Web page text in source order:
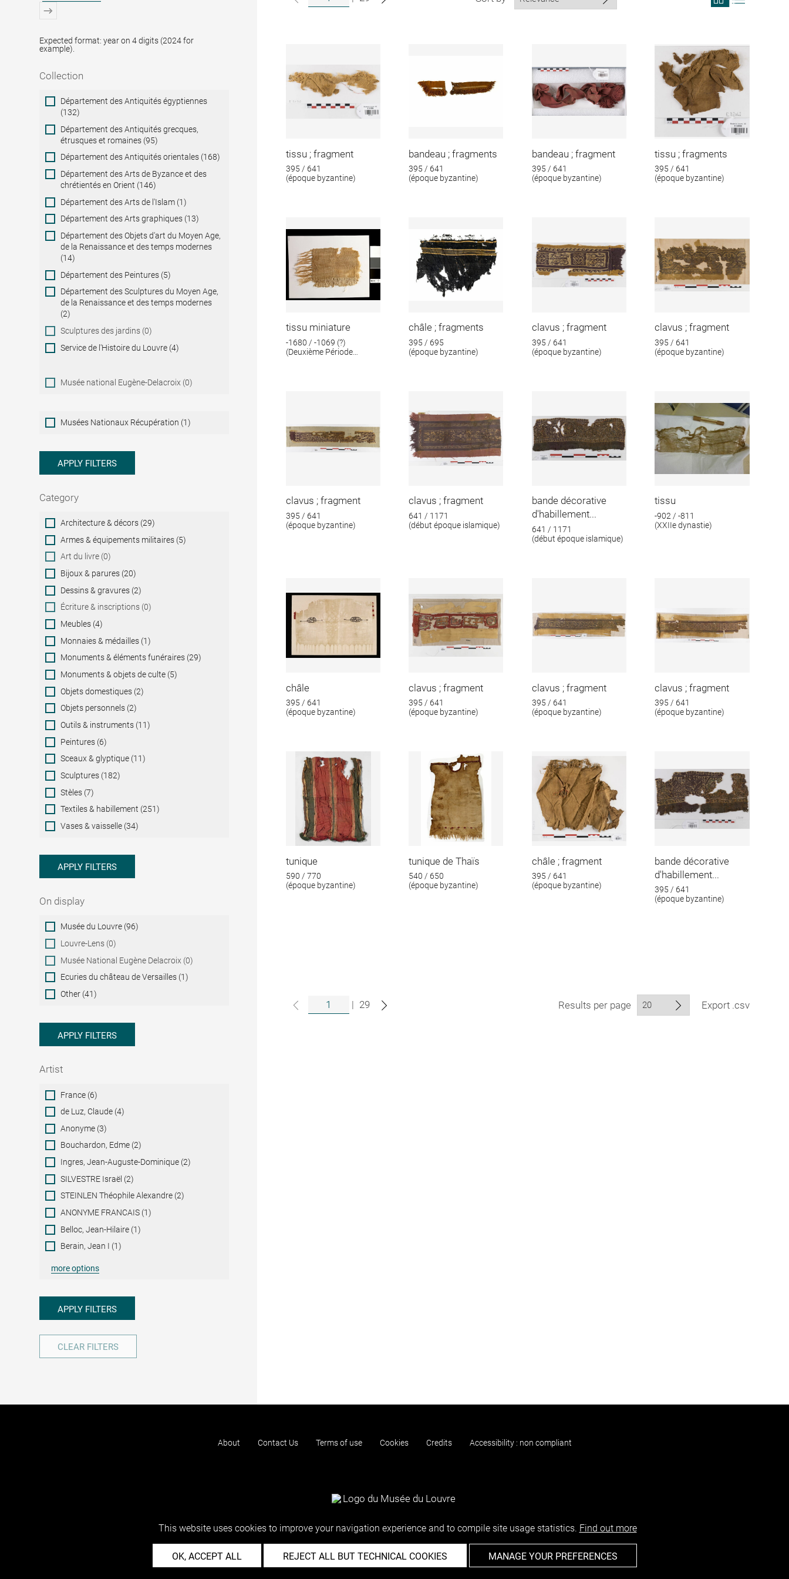
Expected format: year on 4 digits (2024 for
example).
Collection
Collection
Département des Antiquités égyptiennes
(132)
Département des Antiquités grecques,
étrusques et romaines (95)
Département des Antiquités orientales (168)
Département des Arts de Byzance et des
chrétientés en Orient (146)
Département des Arts de l'Islam (1)
Département des Arts graphiques (13)
Département des Objets d'art du Moyen Age,
de la Renaissance et des temps modernes
(14)
Département des Peintures (5)
Département des Sculptures du Moyen Age,
de la Renaissance et des temps modernes
(2)
Sculptures des jardins (0)
Service de l'Histoire du Louvre (4)
Musée national Eugène-Delacroix (0)
Musées
Nationaux
Musées Nationaux Récupération (1)
APPLY FILTERS
Category
Category
Architecture & décors (29)
Armes & équipements militaires (5)
Art du livre (0)
Bijoux & parures (20)
Dessins & gravures (2)
Écriture & inscriptions (0)
Meubles (4)
Monnaies & médailles (1)
Monuments & éléments funéraires (29)
Monuments & objets de culte (5)
Objets domestiques (2)
Objets personnels (2)
Outils & instruments (11)
Peintures (6)
Sceaux & glyptique (11)
Sculptures (182)
Stèles (7)
Textiles & habillement (251)
Vases & vaisselle (34)
APPLY FILTERS
On display
On
display
Musée du Louvre (96)
Louvre-Lens (0)
Musée National Eugène Delacroix (0)
Ecuries du château de Versailles (1)
Other (41)
APPLY FILTERS
Artist
ArtistFrance (6)
de Luz, Claude (4)
Anonyme (3)
Bouchardon, Edme (2)
Ingres, Jean-Auguste-Dominique (2)
SILVESTRE Israël (2)
STEINLEN Théophile Alexandre (2)
ANONYME FRANCAIS (1)
Belloc, Jean-Hilaire (1)
Berain, Jean I (1)
more options
APPLY FILTERS
CLEAR FILTERS
search
format
tissu ; fragment
395 / 641
(époque byzantine)
bandeau ; fragments
395 / 641
(époque byzantine)
bandeau ; fragment
395 / 641
(époque byzantine)
tissu ; fragments
395 / 641
(époque byzantine)
tissu miniature
-1680 / -1069 (?)
(Deuxième Période
châle ; fragments
395 / 695
(époque byzantine)
clavus ; fragment
395 / 641
(époque byzantine)
clavus ; fragment
395 / 641
(époque byzantine)
clavus ; fragment
395 / 641
(époque byzantine)
clavus ; fragment
641 / 1171
(début époque islamique)
bande décorative
d'habillement...
641 / 1171
(début époque islamique)
tissu
-902 / -811
(XXIIe dynastie)
châle
395 / 641
(époque byzantine)
clavus ; fragment
395 / 641
(époque byzantine)
clavus ; fragment
395 / 641
(époque byzantine)
clavus ; fragment
395 / 641
(époque byzantine)
tunique
590 / 770
(époque byzantine)
tunique de Thaïs
540 / 650
(époque byzantine)
châle ; fragment
395 / 641
(époque byzantine)
bande décorative
d'habillement...
395 / 641
(époque byzantine)
| 29 Results per page Export .csv
About Contact Us Terms of use Cookies Credits Accessibility : non compliant
This website uses cookies to improve your navigation experience and to compile site usage statistics. Find out more
OK, ACCEPT ALL REJECT ALL BUT TECHNICAL COOKIES MANAGE YOUR PREFERENCES